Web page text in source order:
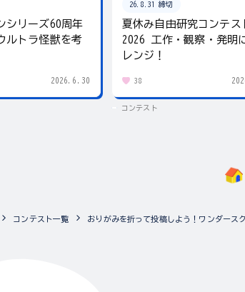
シリーズ60周年
ルトラ怪獣を考
2026.6.30
26.8.31 締切
夏休み自由研究コンテス
2026 工作・観察・発明
レンジ！
38
コンテスト
コンテスト一覧 おりがみを折って投稿しよう！ワンダース